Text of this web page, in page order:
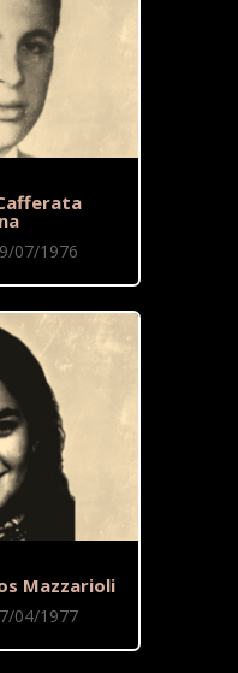
07/1976
Mazzarioli
04/1977